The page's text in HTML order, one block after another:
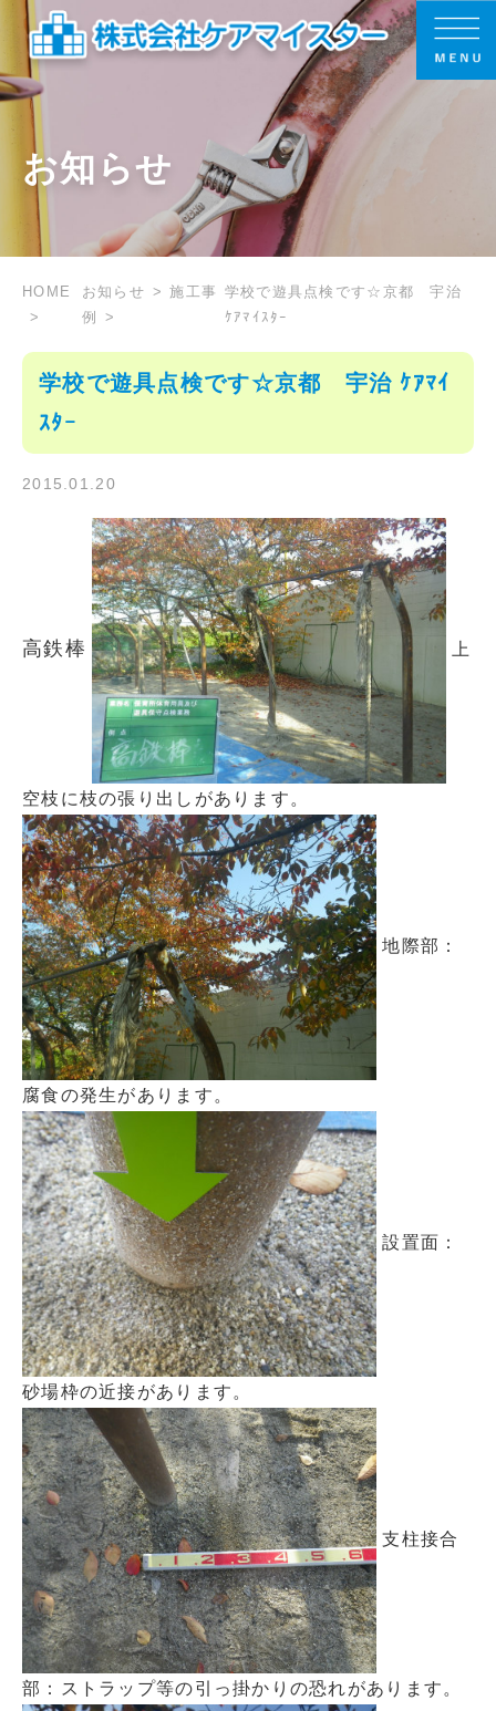
お知らせ
HOME お知らせ
施工事
例
学校で遊具点検です☆京都 宇治
ｹｱﾏｲｽﾀｰ
学校で遊具点検です☆京都 宇治 ｹｱﾏｲ
ｽﾀｰ
2015.01.20
高鉄棒 上
空枝に枝の張り出しがあります。
地際部：
腐食の発生があります。
設置面：
砂場枠の近接があります。
支柱接合
部：ストラップ等の引っ掛かりの恐れがあります。